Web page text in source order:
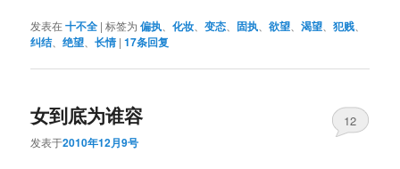
发表在十不全 |标签为 偏执 、化妆 、变态 固执 、欲望 、渴望 、犯贱
纠结、绝望 、长情 |17条回复
女到底为谁容
发表于2010年12月9号
12